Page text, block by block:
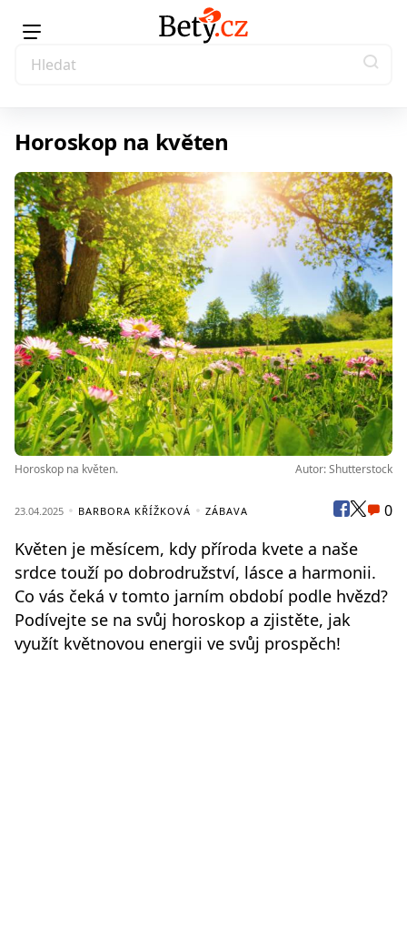
Horoskop na květen
Horoskop na květen. Autor: Shutterstock
23.04.2025 BARBORA KŘÍŽKOVÁ ZÁBAVA 0
Květen je měsícem, kdy příroda kvete a naše
srdce touží po dobrodružství, lásce a harmonii.
Co vás čeká v tomto jarním období podle hvězd?
Podívejte se na svůj horoskop a zjistěte, jak
využít květnovou energii ve svůj prospěch!